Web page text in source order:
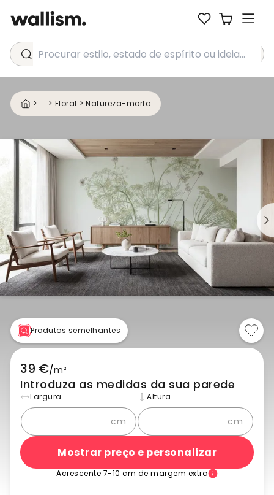
Procurar estilo, estado de espírito ou ideia...
> ... > Floral > Natureza-morta
Produtos semelhantes
39 €/m²
Introduza as medidas da sua parede
Largura
cm
Altura
cm
Mostrar preço e personalizar
Acrescente 7-10 cm de margem extra